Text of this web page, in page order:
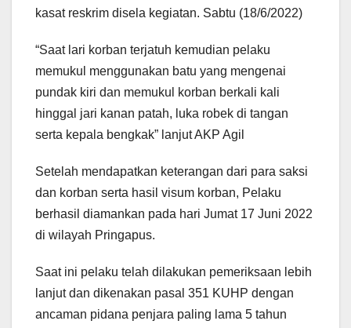
kasat reskrim disela kegiatan. Sabtu (18/6/2022)
“Saat lari korban terjatuh kemudian pelaku
memukul menggunakan batu yang mengenai
pundak kiri dan memukul korban berkali kali
hinggal jari kanan patah, luka robek di tangan
serta kepala bengkak” lanjut AKP Agil
Setelah mendapatkan keterangan dari para saksi
dan korban serta hasil visum korban, Pelaku
berhasil diamankan pada hari Jumat 17 Juni 2022
di wilayah Pringapus.
Saat ini pelaku telah dilakukan pemeriksaan lebih
lanjut dan dikenakan pasal 351 KUHP dengan
ancaman pidana penjara paling lama 5 tahun